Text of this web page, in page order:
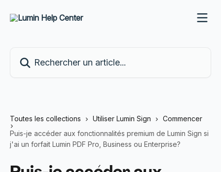
Toutes les collections Utiliser Lumin Sign
Commencer
Puis-je accéder aux fonctionnalités premium de Lumin Sign si
j'ai un forfait Lumin PDF Pro, Business ou Enterprise?